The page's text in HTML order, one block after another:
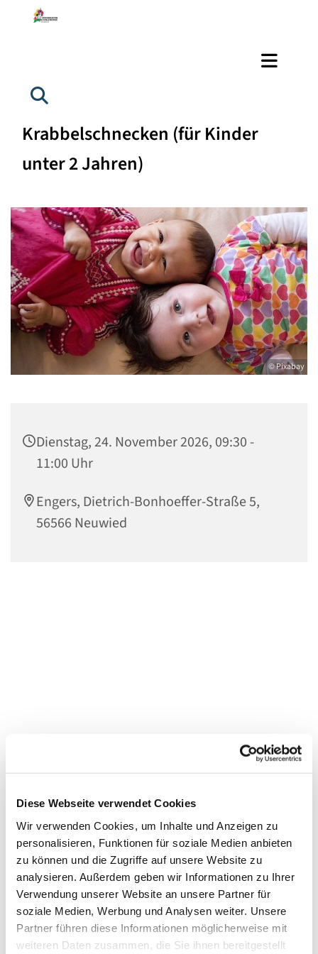
Diese Webseite verwendet Cookies
Wir verwenden Cookies, um Inhalte und Anzeigen zu
personalisieren, Funktionen für soziale Medien anbieten
zu können und die Zugriffe auf unsere Website zu
analysieren. Außerdem geben wir Informationen zu Ihrer
Verwendung unserer Website an unsere Partner für
soziale Medien, Werbung und Analysen weiter. Unsere
Partner führen diese Informationen möglicherweise mit
weiteren Daten zusammen, die Sie ihnen bereitgestellt
Krabbelschnecken (für Kinder
unter 2 Jahren)
© Pixabay
Dienstag, 24. November 2026, 09:30 -
11:00 Uhr
Engers, Dietrich-Bonhoeffer-Straße 5,
56566 Neuwied
Dies könnte Sie auch interessieren